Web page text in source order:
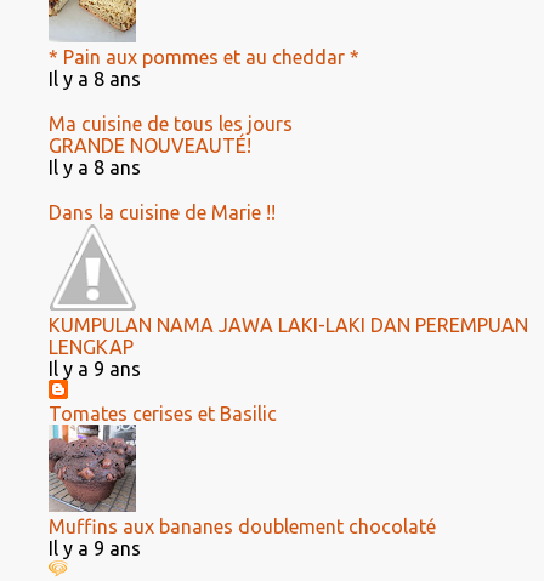
* Pain aux pommes et au cheddar *
Il y a 8 ans
Ma cuisine de tous les jours
GRANDE NOUVEAUTÉ!
Il y a 8 ans
Dans la cuisine de Marie !!
KUMPULAN NAMA JAWA LAKI-LAKI DAN PEREMPUAN
LENGKAP
Il y a 9 ans
Tomates cerises et Basilic
Muffins aux bananes doublement chocolaté
Il y a 9 ans